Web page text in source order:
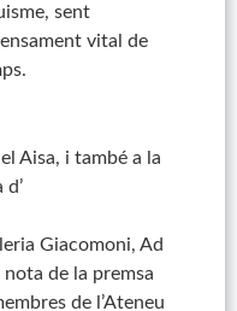
sent
vital de
Aisa, i també a la
d’
Giacomoni, Ad
de la premsa
de l’Ateneu